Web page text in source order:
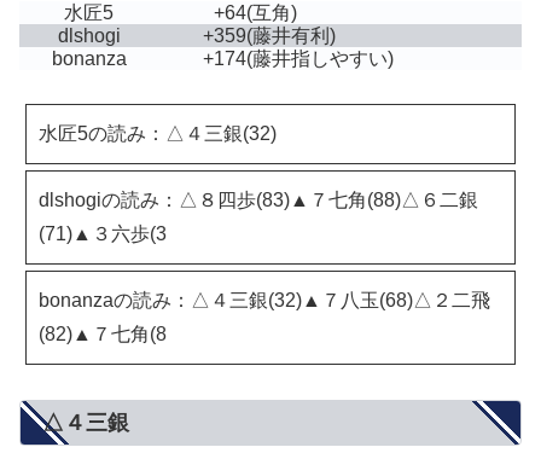
水匠5 +64(互角)
dlshogi
+359(藤井有利)
bonanza
+174(藤井指しやすい)
水匠5の読み：△４三銀(32)
dlshogiの読み：△８四歩(83)▲７七角(88)△６二銀
(71)▲３六歩(3
bonanzaの読み：△４三銀(32)▲７八玉(68)△２二飛
(82)▲７七角(8
△４三銀